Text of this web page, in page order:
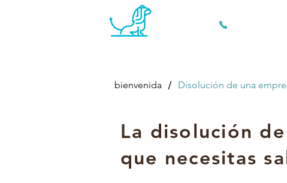
bienvenida / Disolución de una
La disolución
que necesitas